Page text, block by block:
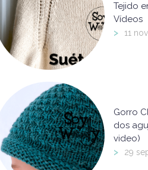
Tejido
Vídeos
> 11
Gorro
dos
video)
> 29